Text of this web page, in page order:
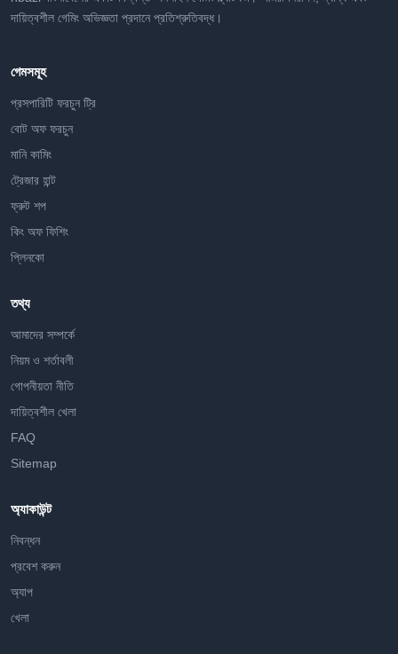
দায়িত্বশীল গেমিং অভিজ্ঞতা প্রদানে প্রতিশ্রুতিবদ্ধ।
গেমসমূহ
প্রসপারিটি ফরচুন ট্রি
বোট অফ ফরচুন
মানি কামিং
ট্রেজার হান্ট
ফ্রুট শপ
কিং অফ ফিশিং
প্লিনকো
তথ্য
আমাদের সম্পর্কে
নিয়ম ও শর্তাবলী
গোপনীয়তা নীতি
দায়িত্বশীল খেলা
FAQ
Sitemap
অ্যাকাউন্ট
নিবন্ধন
প্রবেশ করুন
অ্যাপ
খেলা